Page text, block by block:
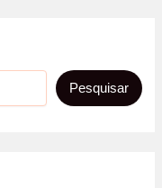
Pesquisar